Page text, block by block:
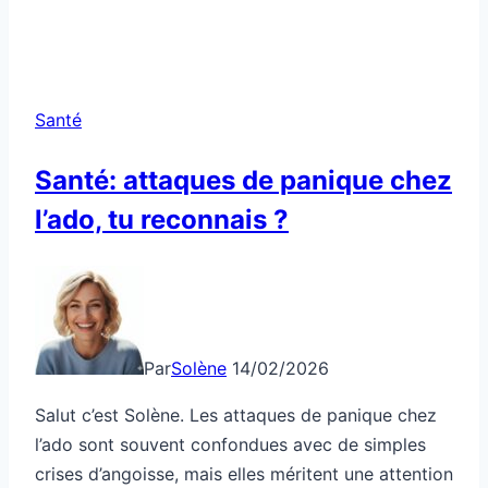
Santé
Santé: attaques de panique chez
l’ado, tu reconnais ?
ParSolène 14/02/2026
Salut c’est Solène. Les attaques de panique chez
l’ado sont souvent confondues avec de simples
crises d’angoisse, mais elles méritent une attention